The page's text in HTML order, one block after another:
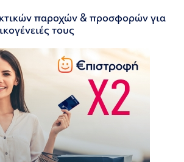
παροχών & προσφορών για
τους